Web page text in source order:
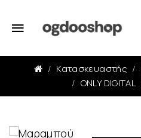
Κατασκευαστής
ONLY DIGITAL